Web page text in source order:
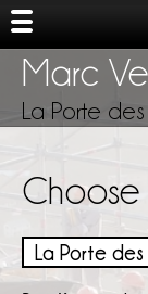
Marc
La Porte
La Porte